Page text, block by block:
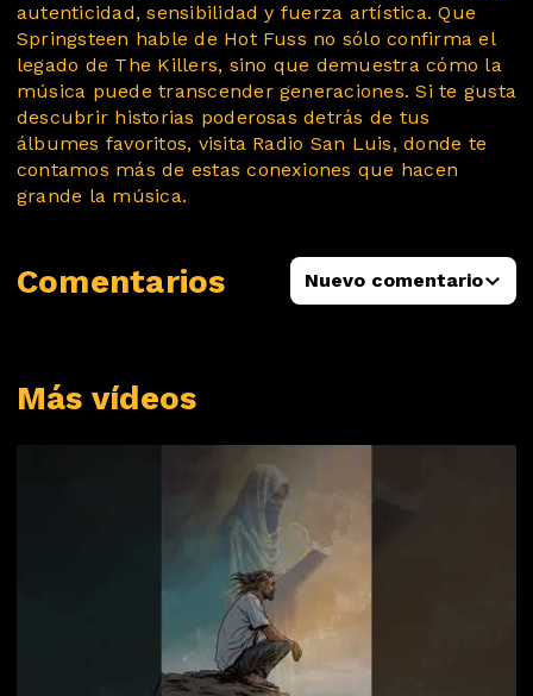
Más vídeos
autenticidad, sensibilidad y fuerza artística. Que
Springsteen hable de Hot Fuss no sólo confirma el
legado de The Killers, sino que demuestra cómo la
música puede transcender generaciones. Si te gusta
descubrir historias poderosas detrás de tus
álbumes favoritos, visita Radio San Luis, donde te
contamos más de estas conexiones que hacen
grande la música.
Comentarios Nuevo comentario